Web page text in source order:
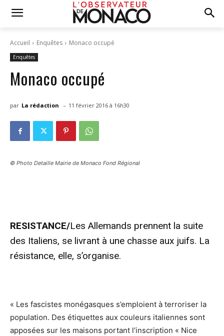
Accueil Enquêtes Monaco occupé
Enquêtes
Monaco occupé
par La rédaction - 11 février 2016 à 16h30
© Photo Detaille Mairie de Monaco Fond Régional
RESISTANCE/Les Allemands prennent la suite
des Italiens, se livrant à une chasse aux juifs. La
résistance, elle, s’organise.
« Les fascistes monégasques s’emploient à terroriser la
population. Des étiquettes aux couleurs italiennes sont
apposées sur les maisons portant l’inscription « Nice